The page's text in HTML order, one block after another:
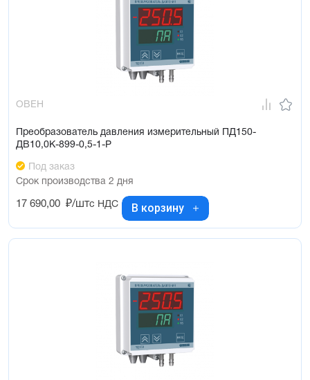
ОВЕН
Преобразователь давления измерительный ПД150-
ДВ10,0К-899-0,5-1-Р
Под заказ
Срок производства 2 дня
17 690,00 ₽/штс НДС В корзину